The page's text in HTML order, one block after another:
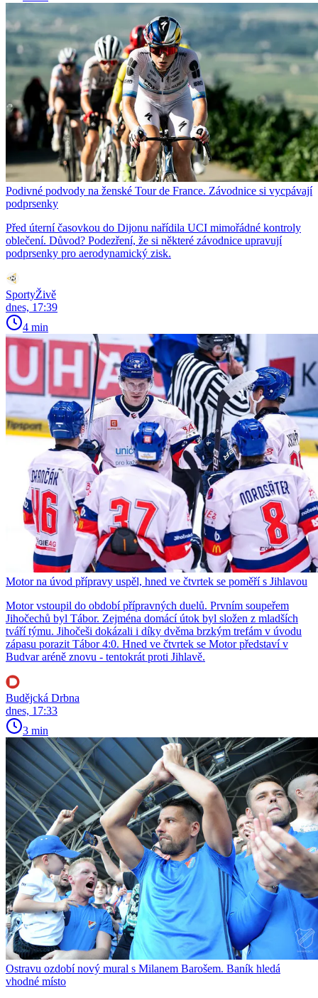
Podivné podvody na ženské Tour de France. Závodnice si vycpávají
podprsenky
Před úterní časovkou do Dijonu nařídila UCI mimořádné kontroly
oblečení. Důvod? Podezření, že si některé závodnice upravují
podprsenky pro aerodynamický zisk.
SportyŽivě
dnes, 17:39
4 min
Motor na úvod přípravy uspěl, hned ve čtvrtek se poměří s Jihlavou
Motor vstoupil do období přípravných duelů. Prvním soupeřem
Jihočechů byl Tábor. Zejména domácí útok byl složen z mladších
tváří týmu. Jihočeši dokázali i díky dvěma brzkým trefám v úvodu
zápasu porazit Tábor 4:0. Hned ve čtvrtek se Motor představí v
Budvar aréně znovu - tentokrát proti Jihlavě.
Budějcká Drbna
dnes, 17:33
3 min
Ostravu ozdobí nový mural s Milanem Barošem. Baník hledá
vhodné místo